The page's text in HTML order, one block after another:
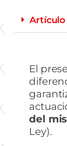
Artículo
El
del
Ley).